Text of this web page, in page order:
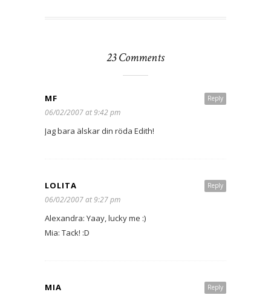
23 Comments
Reply
MF
06/02/2007 at 9:42 pm
Jag bara älskar din röda Edith!
Reply
LOLITA
06/02/2007 at 9:27 pm
Alexandra: Yaay, lucky me :)
Mia: Tack! :D
Reply
MIA